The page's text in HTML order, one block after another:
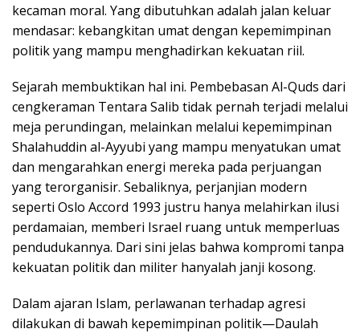
kecaman moral. Yang dibutuhkan adalah jalan keluar
mendasar: kebangkitan umat dengan kepemimpinan
politik yang mampu menghadirkan kekuatan riil.
Sejarah membuktikan hal ini. Pembebasan Al-Quds dari
cengkeraman Tentara Salib tidak pernah terjadi melalui
meja perundingan, melainkan melalui kepemimpinan
Shalahuddin al-Ayyubi yang mampu menyatukan umat
dan mengarahkan energi mereka pada perjuangan
yang terorganisir. Sebaliknya, perjanjian modern
seperti Oslo Accord 1993 justru hanya melahirkan ilusi
perdamaian, memberi Israel ruang untuk memperluas
pendudukannya. Dari sini jelas bahwa kompromi tanpa
kekuatan politik dan militer hanyalah janji kosong.
Dalam ajaran Islam, perlawanan terhadap agresi
dilakukan di bawah kepemimpinan politik—Daulah